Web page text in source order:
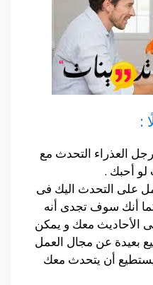
:
العذراء التحدث مع
لو أحبك .
على التحدث اليك فى
أنك سوف تجدى أنه
الأحاديث معك و يمكن
بعيدة عن مجال العمل
أن يتحدث معك